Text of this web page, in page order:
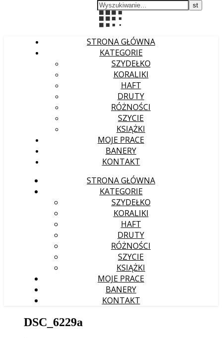
STRONA GŁÓWNA
KATEGORIE
SZYDEŁKO
KORALIKI
HAFT
DRUTY
RÓŻNOŚCI
SZYCIE
KSIĄŻKI
MOJE PRACE
BANERY
KONTAKT
STRONA GŁÓWNA
KATEGORIE
SZYDEŁKO
KORALIKI
HAFT
DRUTY
RÓŻNOŚCI
SZYCIE
KSIĄŻKI
MOJE PRACE
BANERY
KONTAKT
DSC_6229a